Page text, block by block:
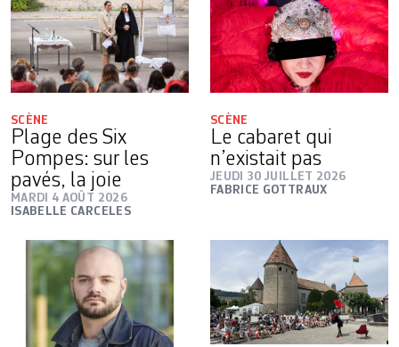
SCÈNE
Plage des Six
Pompes: sur les
pavés, la joie
MARDI 4 AOÛT 2026
ISABELLE CARCELES
SCÈNE
Le cabaret qui
n’existait pas
JEUDI 30 JUILLET 2026
FABRICE GOTTRAUX